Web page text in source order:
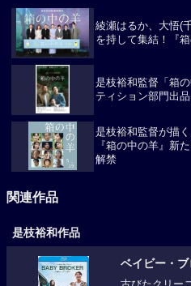
綾瀬はるか、大悟(
を持して集結！『
是枝裕和監督「箱
ティション部門出
是枝裕和監督が描
『箱の中の羊』新
解禁
関連作品
是枝裕和作品
ベイビー・